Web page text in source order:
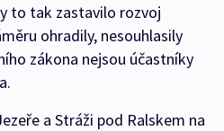
to tak zastavilo rozvoj
ohradily, nesouhlasily
zákona nejsou účastníky
a Stráži pod Ralskem na